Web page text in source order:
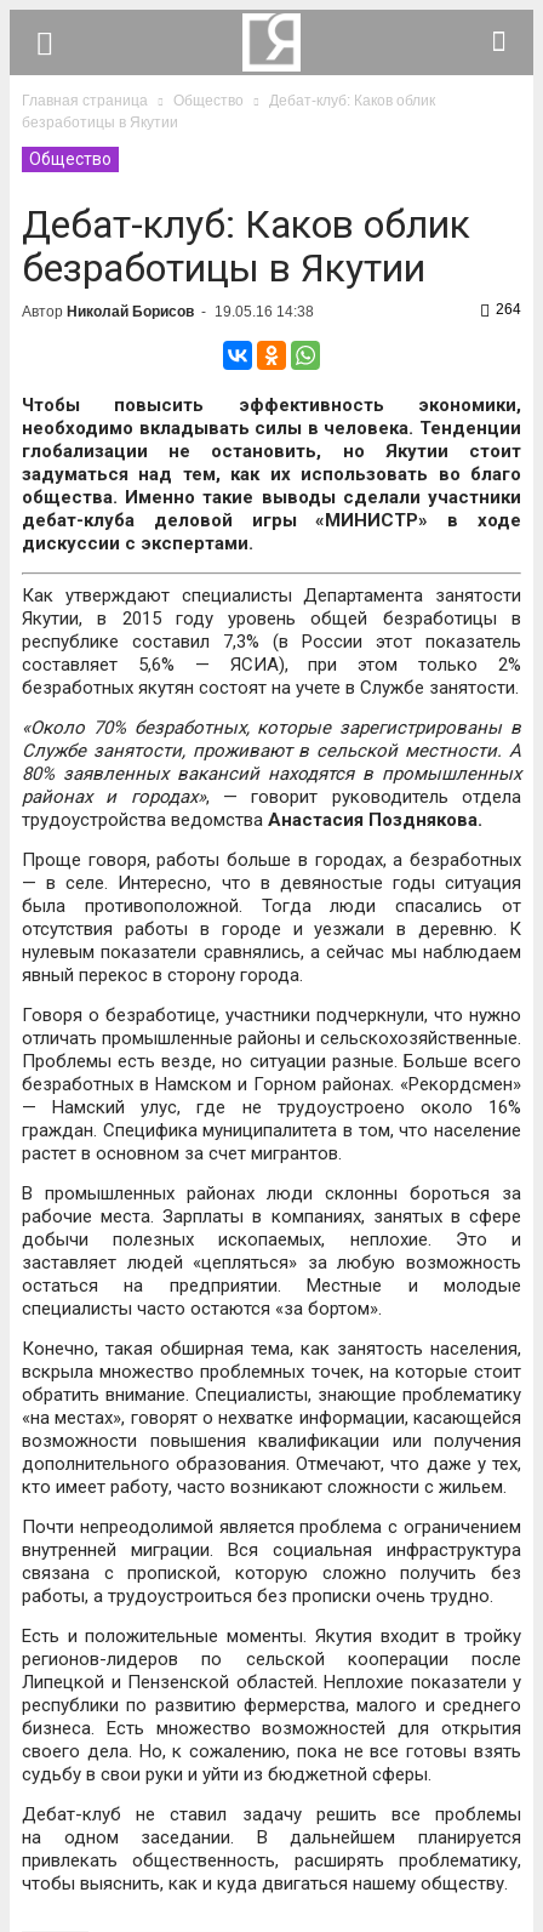
Главная страница Общество
Дебат-клуб: Каков облик
безработицы в Якутии
Общество
Дебат-клуб: Каков облик
безработицы в Якутии
Автор Николай Борисов - 19.05.16 14:38 264
Чтобы повысить эффективность экономики,
необходимо вкладывать силы в человека. Тенденции
глобализации не остановить, но Якутии стоит
задуматься над тем, как их использовать во благо
общества. Именно такие выводы сделали участники
дебат-клуба деловой игры «МИНИСТР» в ходе
дискуссии с экспертами.
Как утверждают специалисты Департамента занятости
Якутии, в 2015 году уровень общей безработицы в
республике составил 7,3% (в России этот показатель
составляет 5,6% — ЯСИА), при этом только 2%
безработных якутян состоят на учете в Службе занятости.
«Около 70% безработных, которые зарегистрированы в
Службе занятости, проживают в сельской местности. А
80% заявленных вакансий находятся в промышленных
районах и городах», — говорит руководитель отдела
трудоустройства ведомства Анастасия Позднякова.
Проще говоря, работы больше в городах, а безработных
— в селе. Интересно, что в девяностые годы ситуация
была противоположной. Тогда люди спасались от
отсутствия работы в городе и уезжали в деревню. К
нулевым показатели сравнялись, а сейчас мы наблюдаем
явный перекос в сторону города.
Говоря о безработице, участники подчеркнули, что нужно
отличать промышленные районы и сельскохозяйственные.
Проблемы есть везде, но ситуации разные. Больше всего
безработных в Намском и Горном районах. «Рекордсмен»
— Намский улус, где не трудоустроено около 16%
граждан. Специфика муниципалитета в том, что население
растет в основном за счет мигрантов.
В промышленных районах люди склонны бороться за
рабочие места. Зарплаты в компаниях, занятых в сфере
добычи полезных ископаемых, неплохие. Это и
заставляет людей «цепляться» за любую возможность
остаться на предприятии. Местные и молодые
специалисты часто остаются «за бортом».
Конечно, такая обширная тема, как занятость населения,
вскрыла множество проблемных точек, на которые стоит
обратить внимание. Специалисты, знающие проблематику
«на местах», говорят о нехватке информации, касающейся
возможности повышения квалификации или получения
дополнительного образования. Отмечают, что даже у тех,
кто имеет работу, часто возникают сложности с жильем.
Почти непреодолимой является проблема с ограничением
внутренней миграции. Вся социальная инфраструктура
связана с пропиской, которую сложно получить без
работы, а трудоустроиться без прописки очень трудно.
Есть и положительные моменты. Якутия входит в тройку
регионов-лидеров по сельской кооперации после
Липецкой и Пензенской областей. Неплохие показатели у
республики по развитию фермерства, малого и среднего
бизнеса. Есть множество возможностей для открытия
своего дела. Но, к сожалению, пока не все готовы взять
судьбу в свои руки и уйти из бюджетной сферы.
Дебат-клуб не ставил задачу решить все проблемы
на одном заседании. В дальнейшем планируется
привлекать общественность, расширять проблематику,
чтобы выяснить, как и куда двигаться нашему обществу.